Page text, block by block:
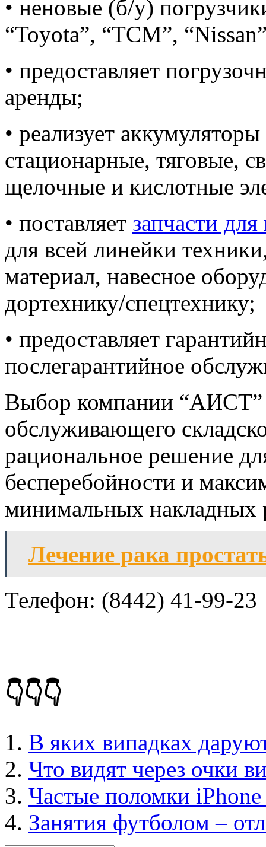
• неновые (б/у)
“Toyota”, “TCM”,
• предоставляет
аренды;
• реализует
стационарные, тяговые,
щелочные и кислотные
• поставляет запчасти
для всей линейки
материал, навесное
дортехнику/спецтехнику;
• предоставляет
послегарантийное
Выбор компании “АИСТ”
обслуживающего
рациональное решение
бесперебойности и
минимальных накладных
Лечение рака
Телефон: (8442) 41-99-23
👇👇👇
В яких випадках
Что видят через очки
Частые поломки
Занятия футболом –